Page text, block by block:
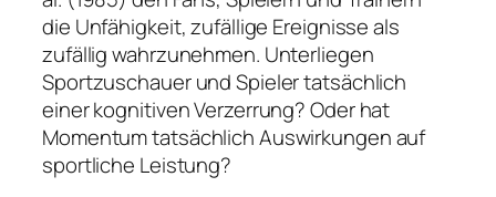
die Unfähigkeit, zufällige Ereignisse als
zufällig wahrzunehmen. Unterliegen
Sportzuschauer und Spieler tatsächlich
einer kognitiven Verzerrung? Oder hat
Momentum tatsächlich Auswirkungen auf
sportliche Leistung?